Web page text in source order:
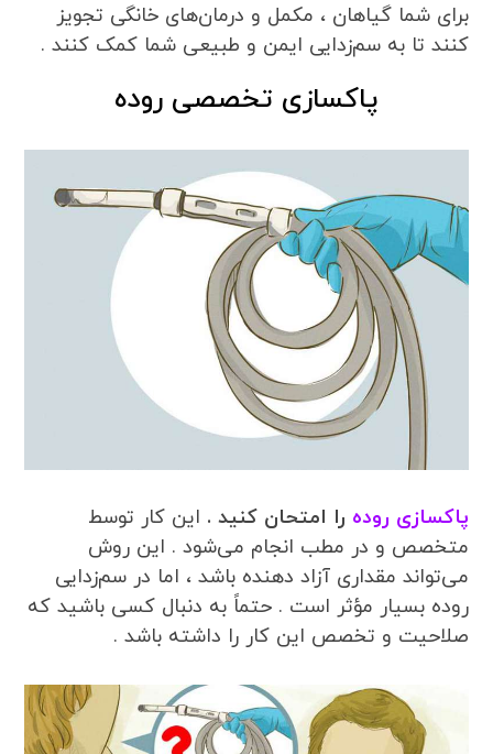
برای شما گیاهان ، مکمل و درمان‌های خانگی تجویز
کنند تا به سم‌زدایی ایمن و طبیعی شما کمک کنند .
پاکسازی تخصصی روده
پاکسازی روده را امتحان کنید . این کار توسط
متخصص و در مطب انجام می‌شود . این روش
می‌تواند مقداری آزاد دهنده باشد ، اما در سم‌زدایی
روده بسیار مؤثر است . حتماً به دنبال کسی باشید که
صلاحیت و تخصص این کار را داشته باشد .